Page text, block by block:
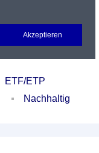
Login
ETF/ETP
Nachhaltig
Akzeptieren